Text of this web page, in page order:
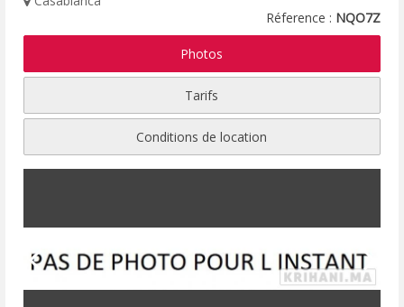
Réference : NQO7Z
Photos
Tarifs
Conditions de location